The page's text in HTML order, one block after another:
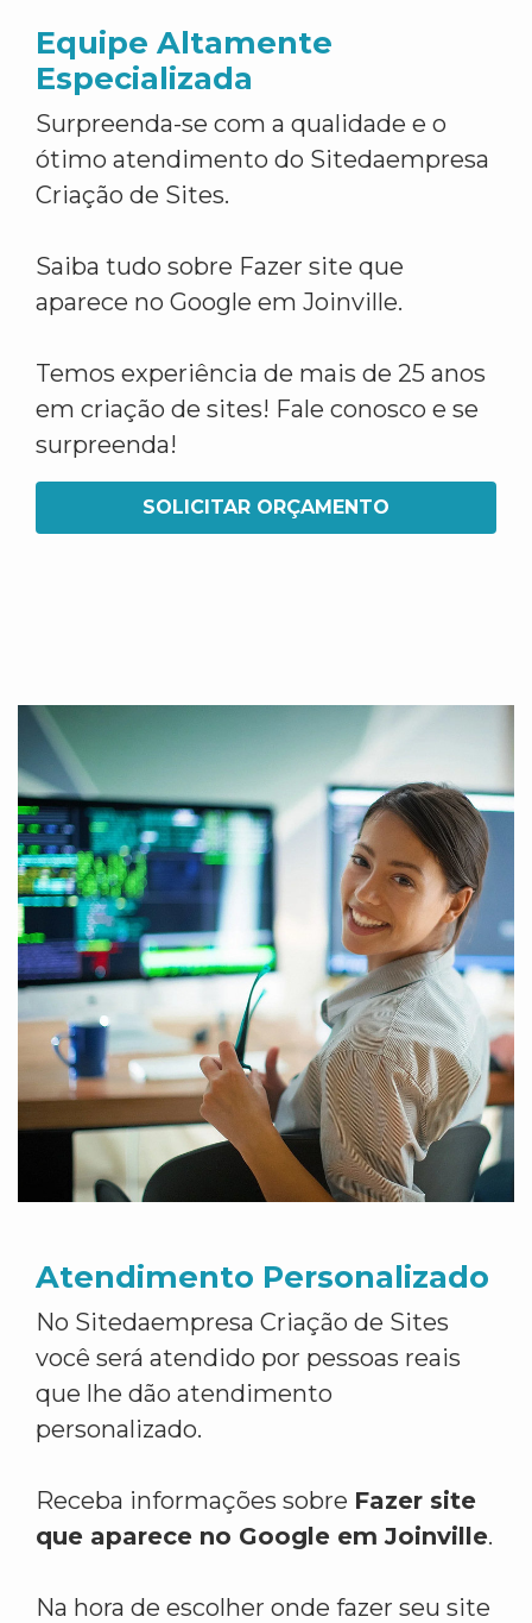
Equipe Altamente
Especializada
Surpreenda-se com a qualidade e o
ótimo atendimento do Sitedaempresa
Criação de Sites.
Saiba tudo sobre Fazer site que
aparece no Google em Joinville.
Temos experiência de mais de 25 anos
em criação de sites! Fale conosco e se
surpreenda!
SOLICITAR ORÇAMENTO
Atendimento Personalizado
No Sitedaempresa Criação de Sites
você será atendido por pessoas reais
que lhe dão atendimento
personalizado.
Receba informações sobre Fazer site
que aparece no Google em Joinville.
Na hora de escolher onde fazer seu site